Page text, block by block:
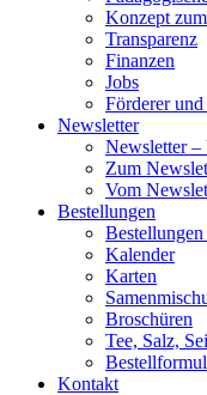
Konzept
Transparenz
Finanzen
Jobs
Förderer und
Newsletter
Newsletter –
Zum
Vom
Bestellungen
Kalender
Karten
Broschüren
Tee, Salz,
Kontakt